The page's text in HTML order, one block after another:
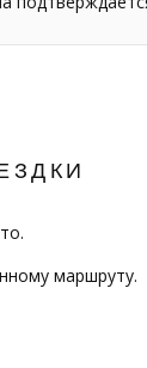
маршруту.